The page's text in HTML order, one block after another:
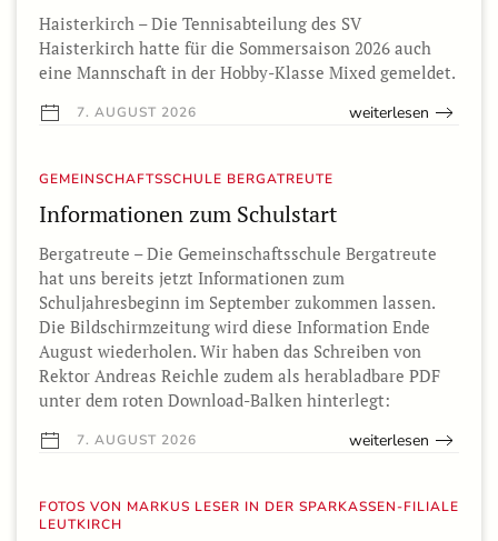
Haisterkirch – Die Tennisabteilung des SV
Haisterkirch hatte für die Sommersaison 2026 auch
eine Mannschaft in der Hobby-Klasse Mixed gemeldet.
7. AUGUST 2026 weiterlesen
GEMEINSCHAFTSSCHULE BERGATREUTE
Informationen zum Schulstart
Bergatreute – Die Gemeinschaftsschule Bergatreute
hat uns bereits jetzt Informationen zum
Schuljahresbeginn im September zukommen lassen.
Die Bildschirmzeitung wird diese Information Ende
August wiederholen. Wir haben das Schreiben von
Rektor Andreas Reichle zudem als herabladbare PDF
unter dem roten Download-Balken hinterlegt:
7. AUGUST 2026 weiterlesen
FOTOS VON MARKUS LESER IN DER SPARKASSEN-FILIALE
LEUTKIRCH